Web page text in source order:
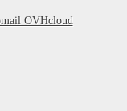
OVHcloud